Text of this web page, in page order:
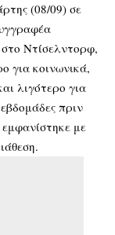
(08/09) σε
Ντίσελντορφ,
για κοινωνικά,
λιγότερο για
πριν
με